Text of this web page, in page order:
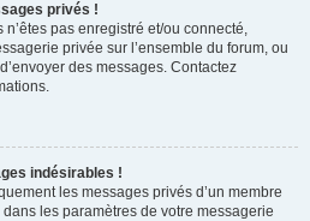
privés !
n’êtes pas enregistré et/ou connecté,
privée sur l’ensemble du forum, ou
des messages. Contactez
indésirables !
les messages privés d’un membre
les paramètres de votre messagerie